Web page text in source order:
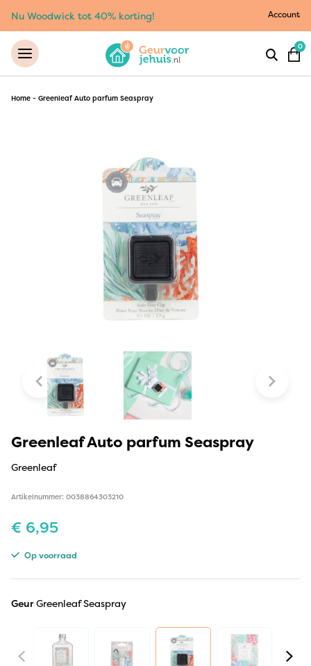
Nu Woodwick tot 40% korting! Account
0
Home - Greenleaf Auto parfum Seaspray
Greenleaf Auto parfum Seaspray
Greenleaf
Artikelnummer: 0038864303210
€ 6,95
Op voorraad
GeurGreenleaf Seaspray